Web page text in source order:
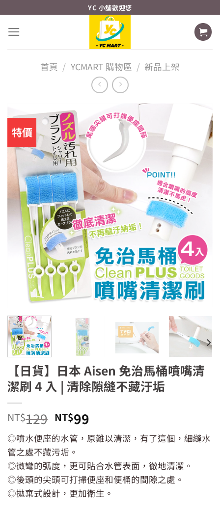
content
YC 小舖歡迎您
首頁 / YCMART 購物區 / 新品上架
特價
【日貨】日本 Aisen 免治馬桶噴嘴清
潔刷 4 入 | 清除隙縫不藏汙垢
NT$129 原
始
價
格：
NT$129。
NT$99目
前
價
NT$99。
◎噴水便座的水管，原難以清潔，有了這個，細縫水
管之處不藏污垢。
◎微彎的弧度，更可貼合水管表面，徹地清潔。
◎後頭的尖頭可打掃便座和便桶的間隙之處。
◎拋棄式設計，更加衛生。